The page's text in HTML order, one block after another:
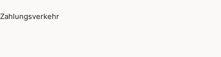
Zahlungsverkehr